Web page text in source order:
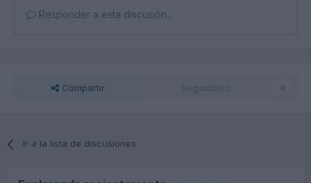
Responder a esta discusión...
Compartir Seguidores 0
Ir a la lista de discusiones